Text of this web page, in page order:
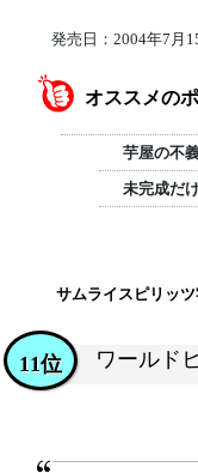
発売日：2004年7月
オススメの
芋屋の不
未完成だ
サムライスピリッ
ワールド
11位